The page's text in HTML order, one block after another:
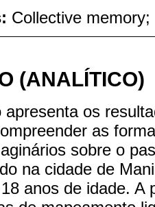
Collective
(ANALÍTICO)
apresenta os
as
sobre o
na cidade de
anos de idade. A